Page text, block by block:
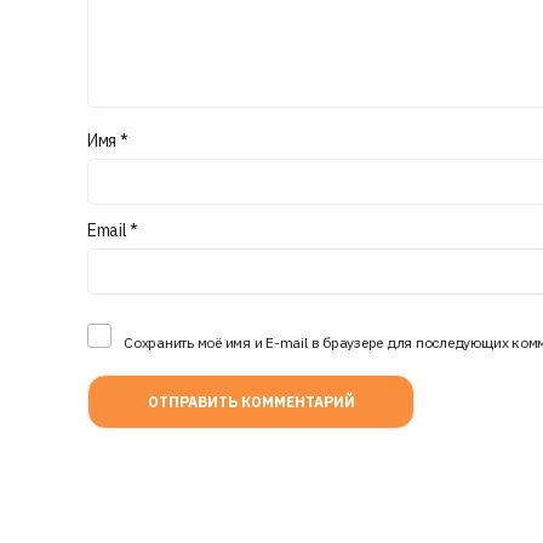
Имя *
Email*
Сохранить моё имя и E-mail в браузере для последующих